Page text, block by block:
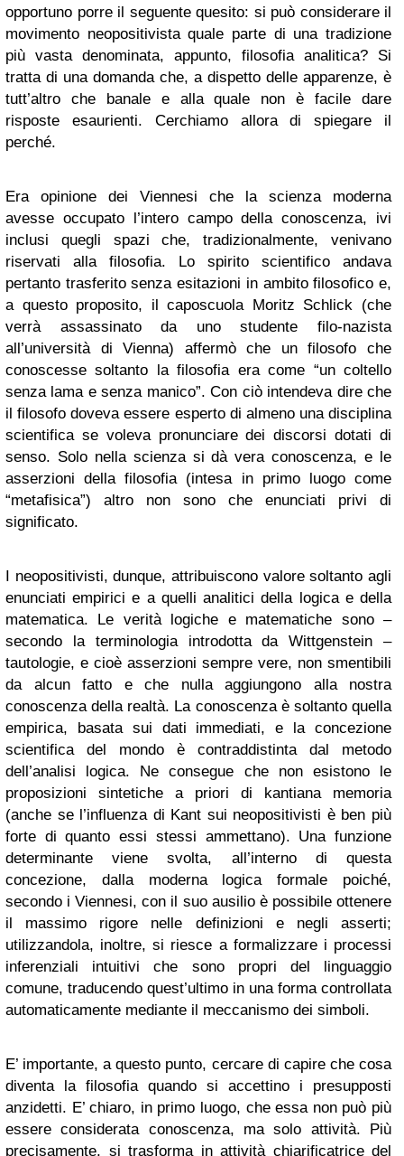
opportuno porre il seguente quesito: si può considerare il
movimento neopositivista quale parte di una tradizione
più vasta denominata, appunto, filosofia analitica? Si
tratta di una domanda che, a dispetto delle apparenze, è
tutt’altro che banale e alla quale non è facile dare
risposte esaurienti. Cerchiamo allora di spiegare il
perché.
Era opinione dei Viennesi che la scienza moderna
avesse occupato l’intero campo della conoscenza, ivi
inclusi quegli spazi che, tradizionalmente, venivano
riservati alla filosofia. Lo spirito scientifico andava
pertanto trasferito senza esitazioni in ambito filosofico e,
a questo proposito, il caposcuola Moritz Schlick (che
verrà assassinato da uno studente filo-nazista
all’università di Vienna) affermò che un filosofo che
conoscesse soltanto la filosofia era come “un coltello
senza lama e senza manico”. Con ciò intendeva dire che
il filosofo doveva essere esperto di almeno una disciplina
scientifica se voleva pronunciare dei discorsi dotati di
senso. Solo nella scienza si dà vera conoscenza, e le
asserzioni della filosofia (intesa in primo luogo come
“metafisica”) altro non sono che enunciati privi di
significato.
I neopositivisti, dunque, attribuiscono valore soltanto agli
enunciati empirici e a quelli analitici della logica e della
matematica. Le verità logiche e matematiche sono –
secondo la terminologia introdotta da Wittgenstein –
tautologie, e cioè asserzioni sempre vere, non smentibili
da alcun fatto e che nulla aggiungono alla nostra
conoscenza della realtà. La conoscenza è soltanto quella
empirica, basata sui dati immediati, e la concezione
scientifica del mondo è contraddistinta dal metodo
dell’analisi logica. Ne consegue che non esistono le
proposizioni sintetiche a priori di kantiana memoria
(anche se l’influenza di Kant sui neopositivisti è ben più
forte di quanto essi stessi ammettano). Una funzione
determinante viene svolta, all’interno di questa
concezione, dalla moderna logica formale poiché,
secondo i Viennesi, con il suo ausilio è possibile ottenere
il massimo rigore nelle definizioni e negli asserti;
utilizzandola, inoltre, si riesce a formalizzare i processi
inferenziali intuitivi che sono propri del linguaggio
comune, traducendo quest’ultimo in una forma controllata
automaticamente mediante il meccanismo dei simboli.
E’ importante, a questo punto, cercare di capire che cosa
diventa la filosofia quando si accettino i presupposti
anzidetti. E’ chiaro, in primo luogo, che essa non può più
essere considerata conoscenza, ma solo attività. Più
precisamente, si trasforma in attività chiarificatrice del